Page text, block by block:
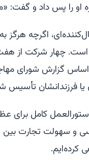
را پس داد و گفت:
اگرچه هرگز
است. چهار شرکت از
اساس گزارش شورای
کامل برای
و سهولت تجارت
کرده‌ایم.